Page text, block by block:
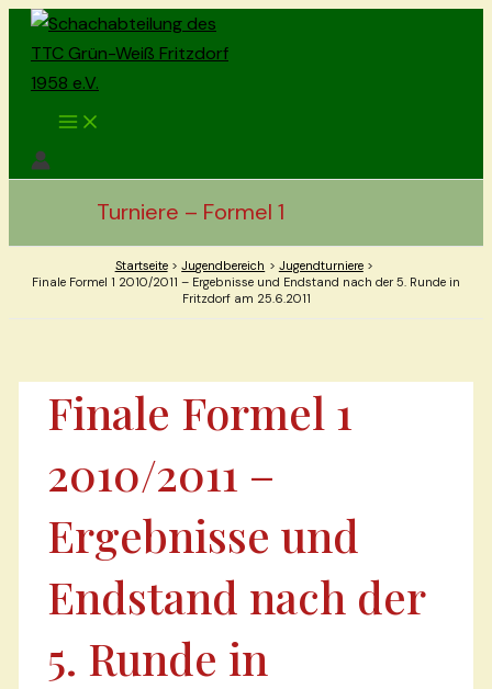
Zum
Inhalt
springen
Main
Menu
Turniere – Formel 1
Startseite Jugendbereich
Jugendturniere
Finale Formel 1 2010/2011 – Ergebnisse und Endstand nach der 5. Runde in
Fritzdorf am 25.6.2011
Finale Formel 1
2010/2011 –
Ergebnisse und
Endstand nach der
5. Runde in